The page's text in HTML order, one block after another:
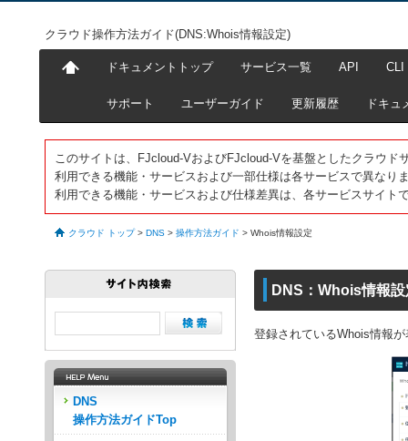
クラウド操作方法ガイド(DNS:Whois情報設定)
ドキュメントトップ サービス一覧 API CLI
サポート ユーザーガイド 更新履歴 ドキュ
このサイトは、FJcloud-VおよびFJcloud-Vを基盤としたクラウド
利用できる機能・サービスおよび一部仕様は各サービスで異なり
利用できる機能・サービスおよび仕様差異は、各サービスサイト
クラウド トップ > DNS > 操作方法ガイド > Whois情報設定
DNS：Whois情報設
登録されているWhois情報
DNS
操作方法ガイドTop